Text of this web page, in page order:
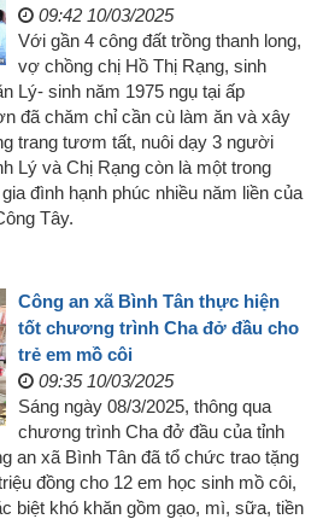
09:42 10/03/2025
Với gần 4 công đất trồng thanh long,
vợ chồng chị Hồ Thị Rạng, sinh
Lý- sinh năm 1975 ngụ tại ấp
đã chăm chỉ cần cù làm ăn và xây
trang tươm tất, nuôi dạy 3 người
Lý và Chị Rạng còn là một trong
đình hạnh phúc nhiều năm liền của
Tây.
Công an xã Bình Tân thực hiện
tốt chương trình Cha đở đầu cho
trẻ em mồ côi
09:35 10/03/2025
Sáng ngày 08/3/2025, thông qua
chương trình Cha đở đầu của tỉnh
an xã Bình Tân đã tổ chức trao tặng
đồng cho 12 em học sinh mồ côi,
biệt khó khăn gồm gạo, mì, sữa, tiền